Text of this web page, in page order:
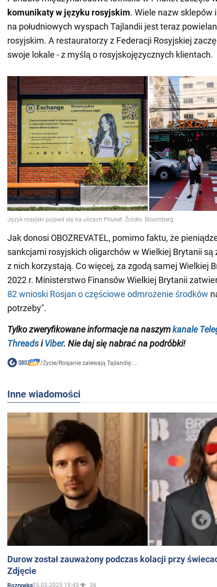
komunikaty w języku rosyjskim. Wiele nazw sklepów
na południowych wyspach Tajlandii jest teraz
rosyjskim. A restauratorzy z Federacji Rosyjskiej
swoje lokale - z myślą o rosyjskojęzycznych klientach.
Jak donosi OBOZREVATEL, pomimo faktu, że
sankcjami rosyjskich oligarchów w Wielkiej Brytanii są
z nich korzystają. Co więcej, za zgodą samej Wielkiej
2022 r. Ministerstwo Finansów Wielkiej Brytanii
82 wnioski Rosjan o częściowe odmrożenie środków
potrzeby".
Tylkozweryfikowane informacje na naszymkanale
ThreadsiViber. Nie daj się nabrać na podróbki!
/Życie/Rosjanie zalewają Tajlandię:...
Inne wiadomości
Durow został zauważony podczas kolacji przy
Zdjęcie
Rozrywka05.03.2025 19:45 36